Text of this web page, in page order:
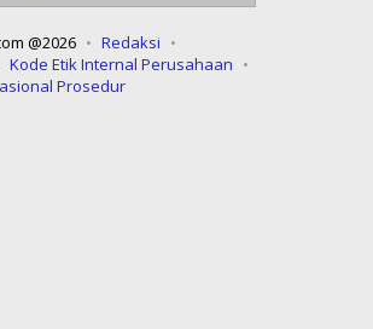
@2026
Redaksi
Kode Etik Internal Perusahaan
Prosedur